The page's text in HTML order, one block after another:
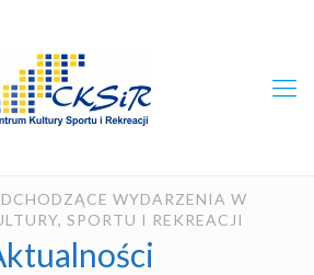
WYDARZENIA W
SPORTU I REKREACJI